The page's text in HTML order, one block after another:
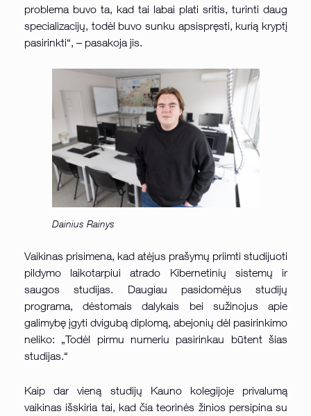
problema buvo ta, kad tai labai plati sritis, turinti daug
specializacijų, todėl buvo sunku apsispręsti, kurią kryptį
pasirinkti“, – pasakoja jis.
Dainius Rainys
Vaikinas prisimena, kad atėjus prašymų priimti studijuoti
pildymo laikotarpiui atrado Kibernetinių sistemų ir
saugos studijas. Daugiau pasidomėjus studijų
programa, dėstomais dalykais bei sužinojus apie
galimybę įgyti dvigubą diplomą, abejonių dėl pasirinkimo
neliko: „Todėl pirmu numeriu pasirinkau būtent šias
studijas.“
Kaip dar vieną studijų Kauno kolegijoje privalumą
vaikinas išskiria tai, kad čia teorinės žinios persipina su